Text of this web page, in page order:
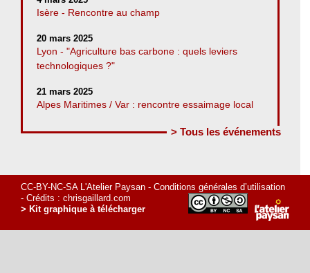
Isère - Rencontre au champ
20 mars 2025
Lyon - "Agriculture bas carbone : quels leviers
technologiques ?"
21 mars 2025
Alpes Maritimes / Var : rencontre essaimage local
> Tous les événements
CC-BY-NC-SA L'Atelier Paysan - Conditions générales d’utilisation
- Crédits : chrisgaillard.com
> Kit graphique à télécharger